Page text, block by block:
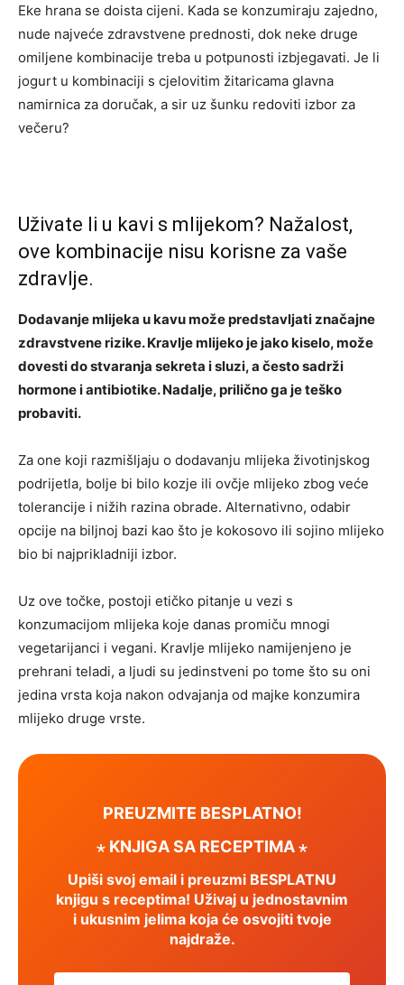
Eke hrana se doista cijeni. Kada se konzumiraju zajedno,
nude najveće zdravstvene prednosti, dok neke druge
omiljene kombinacije treba u potpunosti izbjegavati. Je li
jogurt u kombinaciji s cjelovitim žitaricama glavna
namirnica za doručak, a sir uz šunku redoviti izbor za
večeru?
Uživate li u kavi s mlijekom? Nažalost,
ove kombinacije nisu korisne za vaše
zdravlje.
Dodavanje mlijeka u kavu može predstavljati značajne
zdravstvene rizike. Kravlje mlijeko je jako kiselo, može
dovesti do stvaranja sekreta i sluzi, a često sadrži
hormone i antibiotike. Nadalje, prilično ga je teško
probaviti.
Za one koji razmišljaju o dodavanju mlijeka životinjskog
podrijetla, bolje bi bilo kozje ili ovčje mlijeko zbog veće
tolerancije i nižih razina obrade. Alternativno, odabir
opcije na biljnoj bazi kao što je kokosovo ili sojino mlijeko
bio bi najprikladniji izbor.
Uz ove točke, postoji etičko pitanje u vezi s
konzumacijom mlijeka koje danas promiču mnogi
vegetarijanci i vegani. Kravlje mlijeko namijenjeno je
prehrani teladi, a ljudi su jedinstveni po tome što su oni
jedina vrsta koja nakon odvajanja od majke konzumira
mlijeko druge vrste.
PREUZMITE BESPLATNO!
⋆ KNJIGA SA RECEPTIMA ⋆
Upiši svoj email i preuzmi BESPLATNU
knjigu s receptima! Uživaj u jednostavnim
i ukusnim jelima koja će osvojiti tvoje
najdraže.